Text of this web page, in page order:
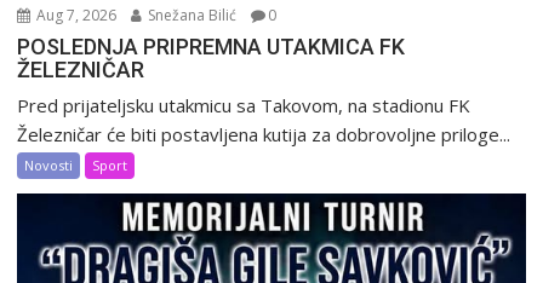
Aug 7, 2026 Snežana Bilić 0
POSLEDNJA PRIPREMNA UTAKMICA FK
ŽELEZNIČAR
Pred prijateljsku utakmicu sa Takovom, na stadionu FK
Železničar će biti postavljena kutija za dobrovoljne priloge...
Novosti Sport